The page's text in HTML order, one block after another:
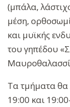
(μπάλα,
μέση,
και μυϊκής
του γηπέδου
Τα τμήματα θα
19:00 και